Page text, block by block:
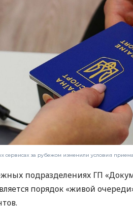
сервисах за рубежом изменили условия
подразделениях ГП
порядок «живой